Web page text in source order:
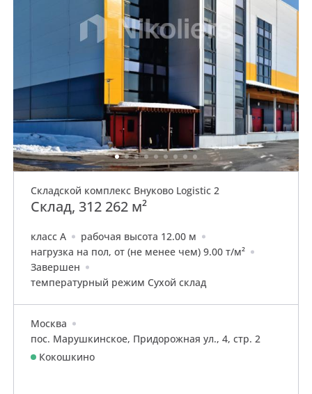
Складской комплекс Внуково Logistic 2
Склад, 312 262 м²
класс A
рабочая высота 12.00 м
нагрузка на пол, от (не менее чем) 9.00 т/м²
Завершен
температурный режим Сухой склад
Москва
пос. Марушкинское, Придорожная ул., 4, стр. 2
Кокошкино